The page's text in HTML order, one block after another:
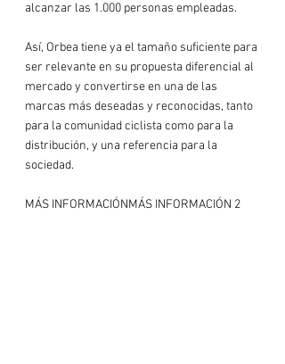
alcanzar las 1.000 personas empleadas.
Así, Orbea tiene ya el tamaño suficiente para
ser relevante en su propuesta diferencial al
mercado y convertirse en una de las
marcas más deseadas y reconocidas, tanto
para la comunidad ciclista como para la
distribución, y una referencia para la
sociedad.
MÁS INFORMACIÓNMÁS INFORMACIÓN 2